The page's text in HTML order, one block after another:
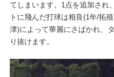
てしまいます。1点を追加され
トに飛んだ打球は相良(1年/拓
津)によって華麗にさばかれ、
り抜けます。